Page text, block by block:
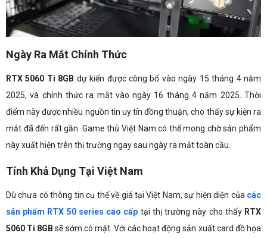
Ngày Ra Mắt Chính Thức
RTX 5060 Ti 8GB dự kiến được công bố vào ngày 15 tháng 4 năm
2025, và chính thức ra mắt vào ngày 16 tháng 4 năm 2025. Thời
điểm này được nhiều nguồn tin uy tín đồng thuận, cho thấy sự kiện ra
mắt đã đến rất gần. Game thủ Việt Nam có thể mong chờ sản phẩm
này xuất hiện trên thị trường ngay sau ngày ra mắt toàn cầu.
Tính Khả Dụng Tại Việt Nam
Dù chưa có thông tin cụ thể về giá tại Việt Nam, sự hiện diện của các
sản phẩm RTX 50 series cao cấp tại thị trường này cho thấy RTX
5060 Ti 8GB sẽ sớm có mặt. Với các hoạt động sản xuất card đồ họa